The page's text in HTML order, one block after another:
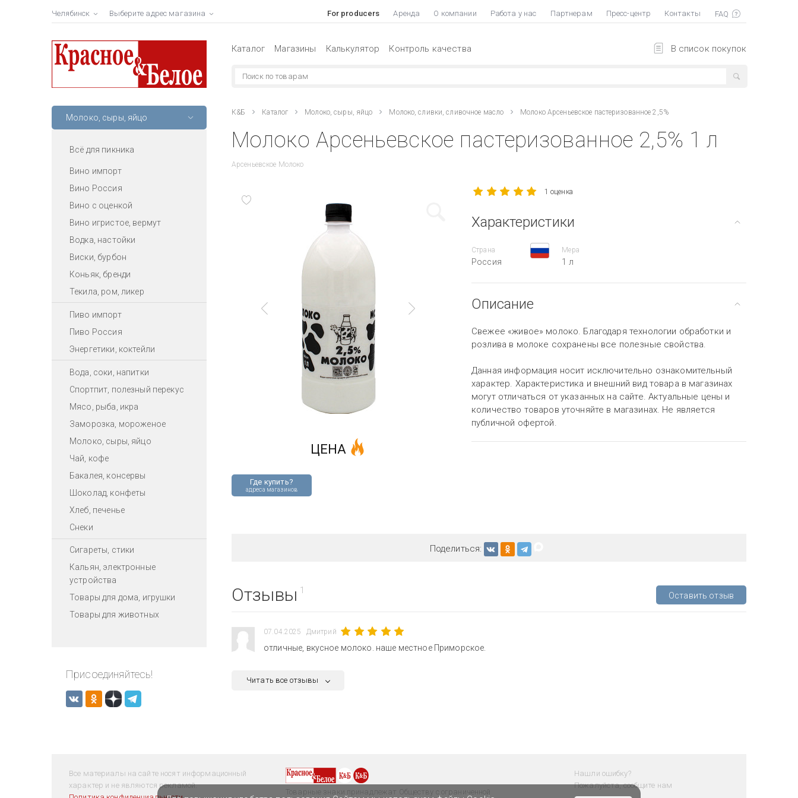
Челябинск Выберите адрес магазина For producers Аренда О компании Работа у нас Партнерам Пресс-центр Контакты
В список покупок
Каталог Магазины Калькулятор Контроль качества
Молоко, сыры, яйцо
Всё для пикника
Вино импорт
Вино Россия
Вино с оценкой
Вино игристое, вермут
Водка, настойки
Виски, бурбон
Коньяк, бренди
Текила, ром, ликер
Пиво импорт
Пиво Россия
Энергетики, коктейли
Вода, соки, напитки
Спортпит, полезный перекус
Мясо, рыба, икра
Заморозка, мороженое
Молоко, сыры, яйцо
Чай, кофе
Бакалея, консервы
Шоколад, конфеты
Хлеб, печенье
Снеки
Сигареты, стики
Кальян, электронные
устройства
Товары для дома, игрушки
Товары для животных
Присоединяйтесь!
К&Б Каталог Молоко, сыры, яйцо Молоко, сливки, сливочное масло Молоко Арсеньевское пастеризованное 2,5%
Молоко Арсеньевское пастеризованное 2,5% 1 л
Арсеньевское Молоко
Где купить?
адреса магазинов
ЦЕНА
1 оценка
Характеристики
Страна
Россия
Мера
1 л
Описание
Свежее «живое» молоко. Благодаря технологии обработки и
розлива в молоке сохранены все полезные свойства.
Данная информация носит исключительно ознакомительный
характер. Характеристика и внешний вид товара в магазинах
могут отличаться от указанных на сайте. Актуальные цены и
количество товаров уточняйте в магазинах. Не является
публичной офертой.
Поделиться:
Отзывы 1
Оставить отзыв
07.04.2025 Дмитрий
отличные, вкусное молоко. наше местное Приморское.
Читать все отзывы
Все материалы на сайте носят информационный
характер и не являются рекламой.
Нашли ошибку?
Пожалуйста, сообщите нам
Товарные знаки принадлежат Обществу с ограниченной